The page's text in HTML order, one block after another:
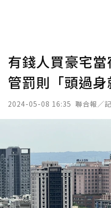
有錢人買豪宅
管罰則「頭過身
2024-05-08 16:35 聯合報／